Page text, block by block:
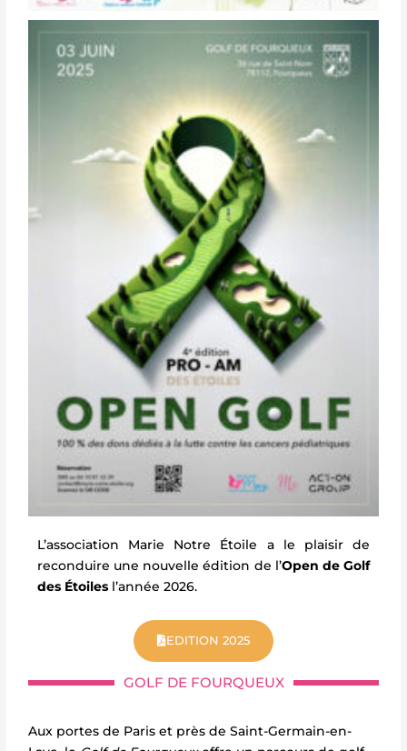
L’association Marie Notre Étoile a le plaisir de
reconduire une nouvelle édition de l’Open de Golf
des Étoiles l’année 2026.
EDITION 2025
GOLF DE FOURQUEUX
Aux portes de Paris et près de Saint-Germain-en-